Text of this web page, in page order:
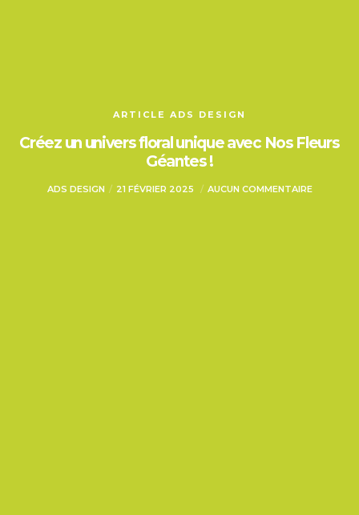
ARTICLE ADS DESIGN
Créez un univers floral unique avec Nos Fleurs
Géantes !
ADS DESIGN 21 FÉVRIER 2025 AUCUN COMMENTAIRE